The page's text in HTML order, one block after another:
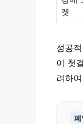
켓
성공
이 첫
려하